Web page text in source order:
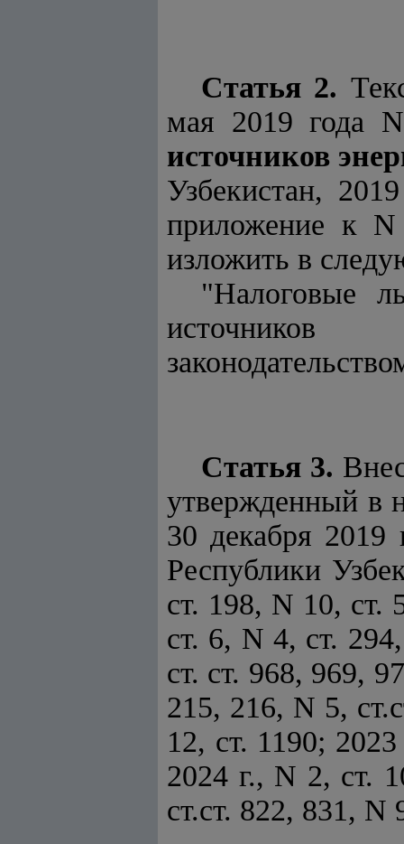
Статья 2.
мая 2019 года
источников
Узбекистан,
приложение к
изложить в
"Налоговые
источников
Статья 3.
утвержденный в
30 декабря
Республики
ст. 198, N 10, ст.
ст. 6, N 4, ст.
ст. ст. 968, 969,
215, 216, N 5,
12, ст. 1190;
2024 г., N 2, ст.
ст.ст. 822, 831,